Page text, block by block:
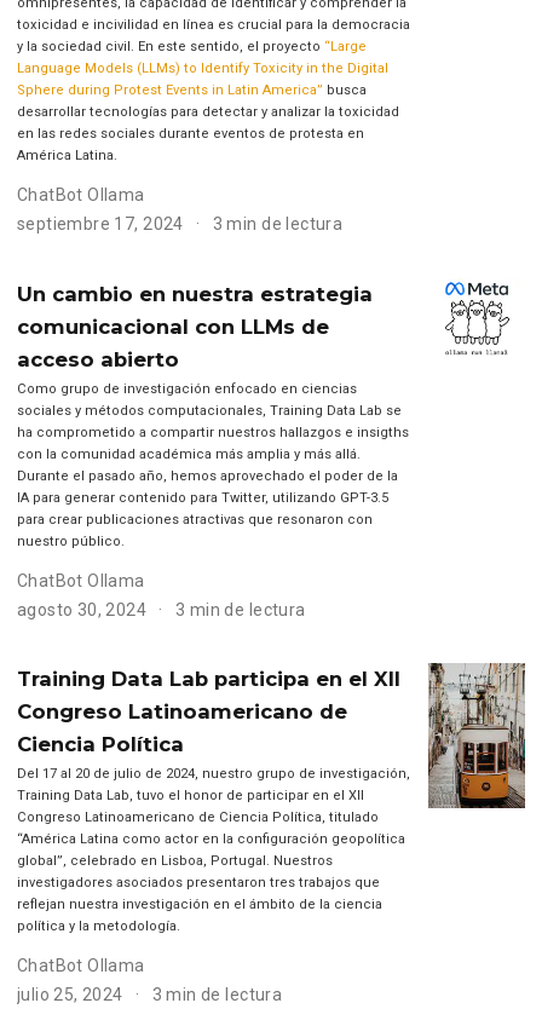
toxicidad e incivilidad en línea es crucial para la democracia
y la sociedad civil. En este sentido, el proyecto “Large
Language Models (LLMs) to Identify Toxicity in the Digital
Sphere during Protest Events in Latin America” busca
desarrollar tecnologías para detectar y analizar la toxicidad
en las redes sociales durante eventos de protesta en
América Latina.
ChatBot Ollama
septiembre 17, 2024
3 min de lectura
Un cambio en nuestra estrategia
comunicacional con LLMs de
acceso abierto
Como grupo de investigación enfocado en ciencias
sociales y métodos computacionales, Training Data Lab se
ha comprometido a compartir nuestros hallazgos e insigths
con la comunidad académica más amplia y más allá.
Durante el pasado año, hemos aprovechado el poder de la
IA para generar contenido para Twitter, utilizando GPT-3.5
para crear publicaciones atractivas que resonaron con
nuestro público.
ChatBot Ollama
agosto 30, 2024
3 min de lectura
Training Data Lab participa en el XII
Congreso Latinoamericano de
Ciencia Política
Del 17 al 20 de julio de 2024, nuestro grupo de investigación,
Training Data Lab, tuvo el honor de participar en el XII
Congreso Latinoamericano de Ciencia Política, titulado
“América Latina como actor en la configuración geopolítica
global”, celebrado en Lisboa, Portugal. Nuestros
investigadores asociados presentaron tres trabajos que
reflejan nuestra investigación en el ámbito de la ciencia
política y la metodología.
ChatBot Ollama
julio 25, 2024
3 min de lectura